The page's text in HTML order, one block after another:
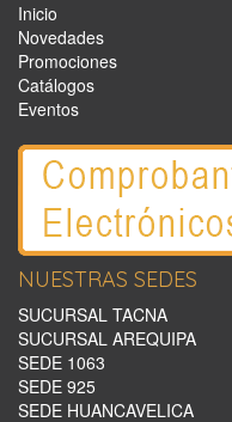
Inicio
Novedades
Promociones
Catálogos
Eventos
NUESTRAS SEDES
SUCURSAL TACNA
SUCURSAL AREQUIPA
SEDE 1063
SEDE 925
SEDE HUANCAVELICA